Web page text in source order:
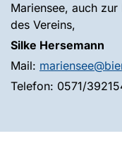
Mariensee, auch
des Vereins,
Silke Hersemann
Mail:
Telefon: 0571/